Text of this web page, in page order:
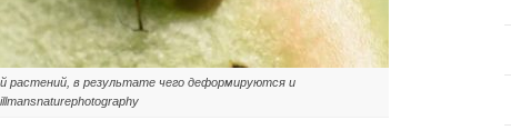
растений, в результате чего деформируются и